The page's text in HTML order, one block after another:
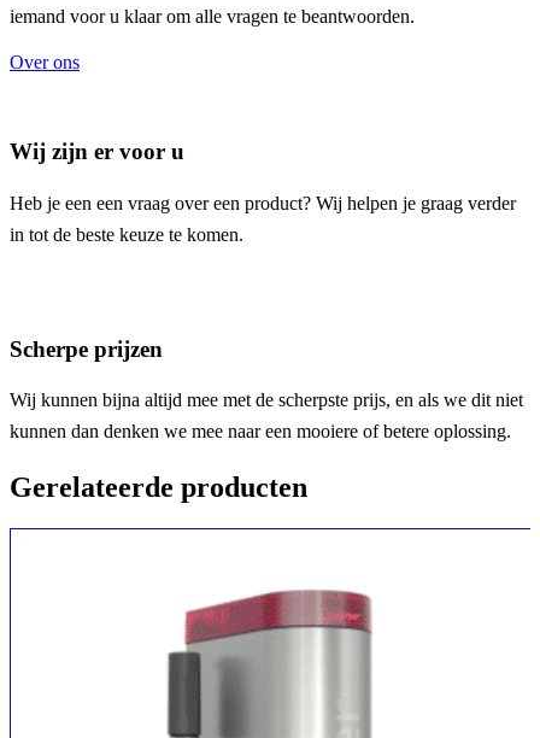
iemand voor u klaar om alle vragen te beantwoorden.
Over ons
Wij zijn er voor u
Heb je een een vraag over een product? Wij helpen je graag verder
in tot de beste keuze te komen.
Scherpe prijzen
Wij kunnen bijna altijd mee met de scherpste prijs, en als we dit niet
kunnen dan denken we mee naar een mooiere of betere oplossing.
Gerelateerde producten